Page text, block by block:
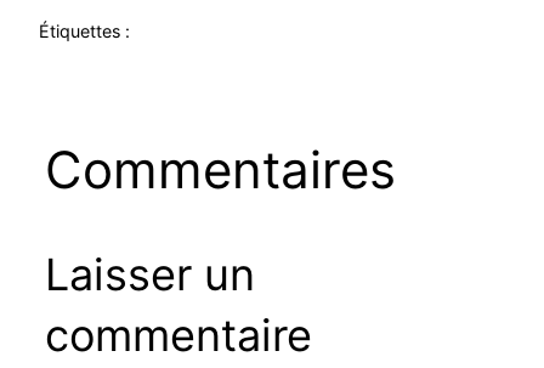
Étiquettes :
Commentaires
Laisser un
commentaire